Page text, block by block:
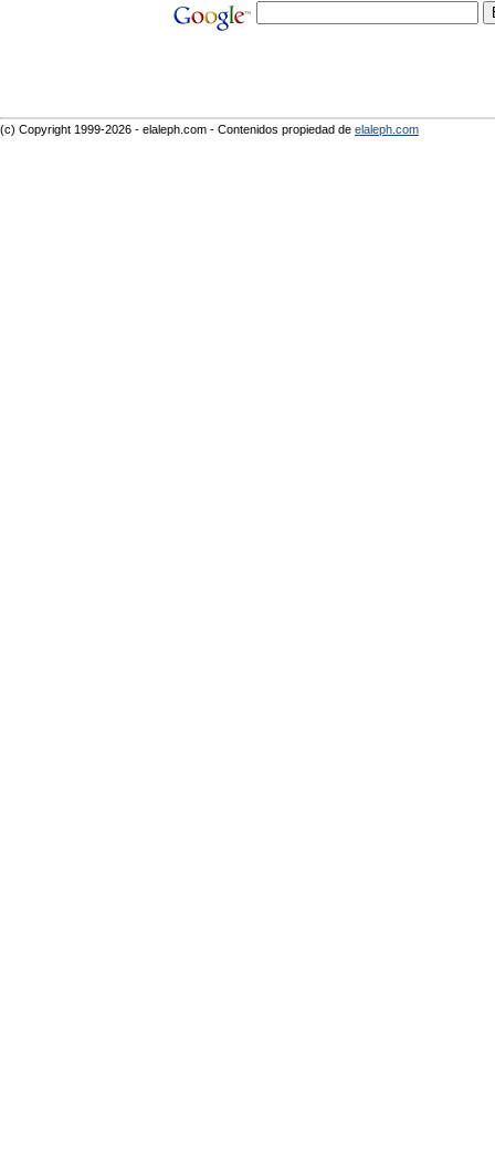
(c) Copyright 1999-2026 - elaleph.com - Contenidos propiedad de elaleph.com